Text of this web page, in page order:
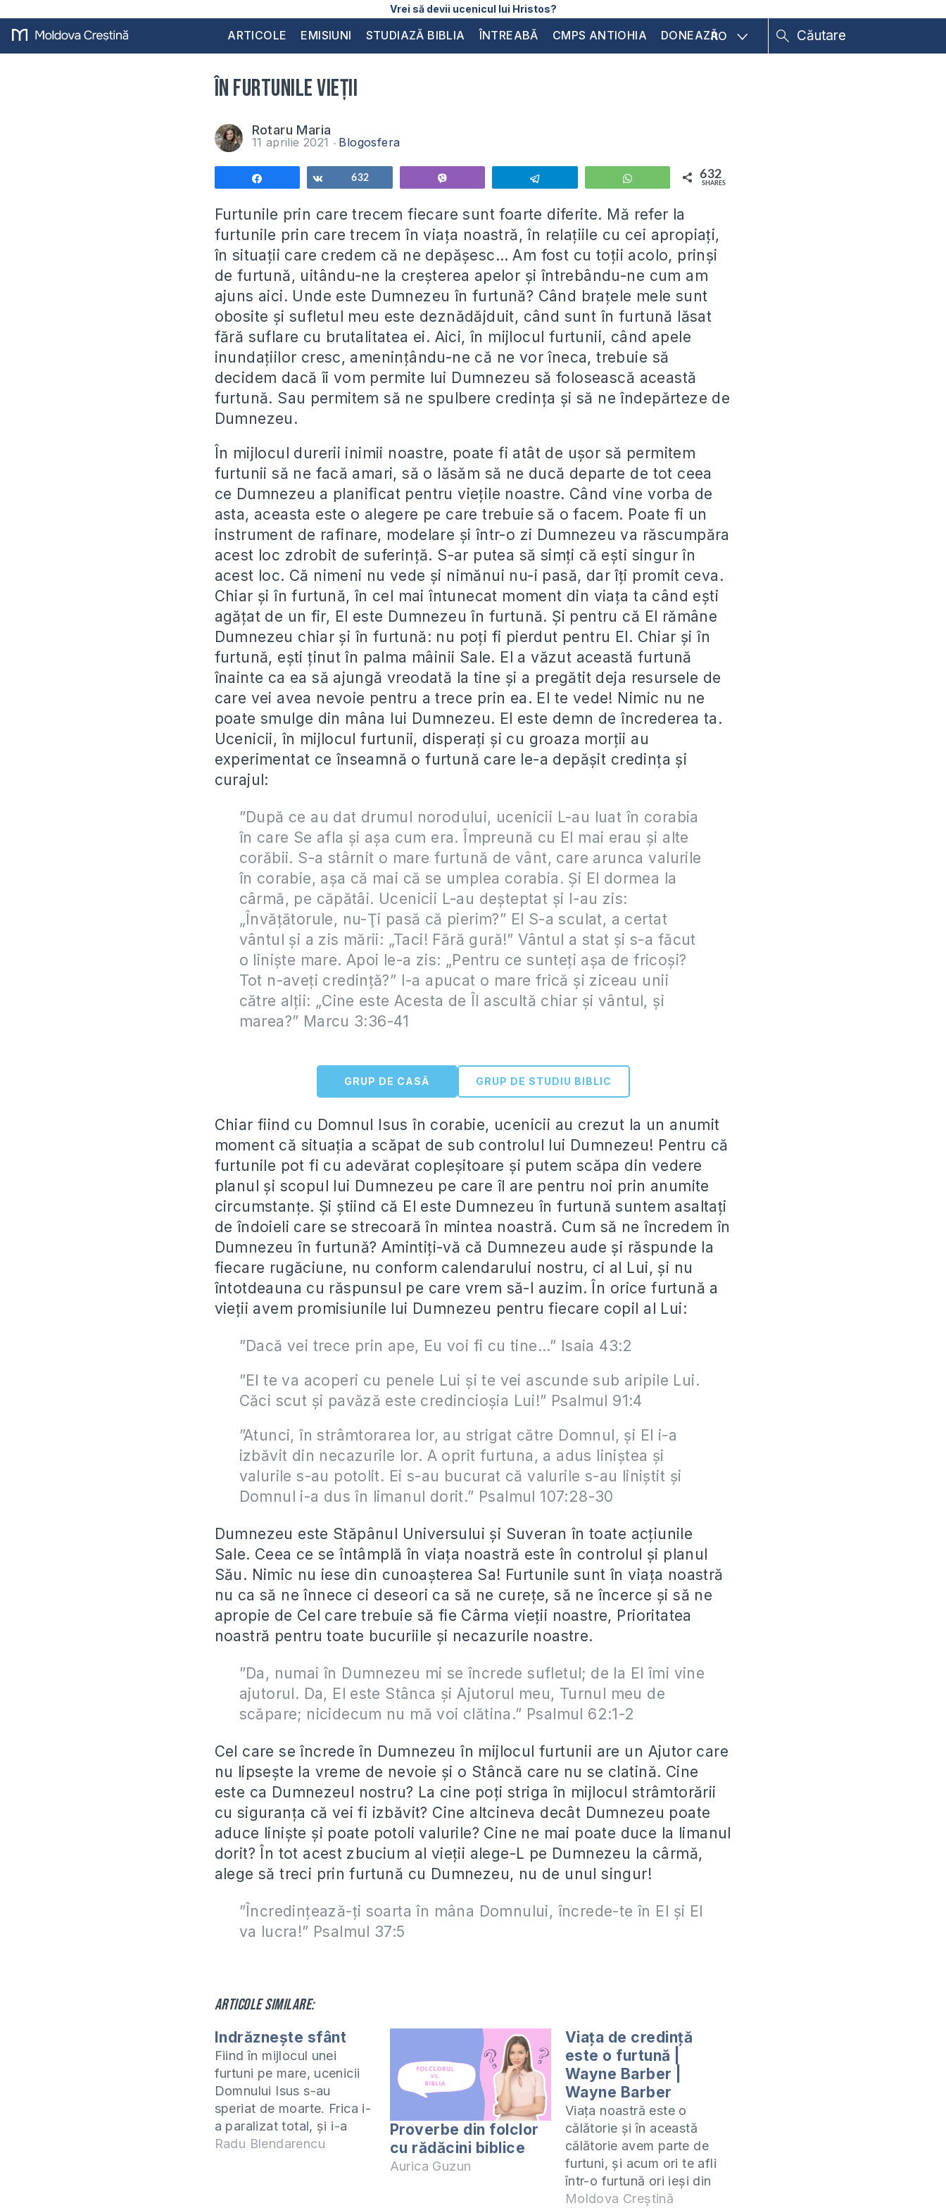
Vrei să devii ucenicul lui Hristos?
ARTICOLE EMISIUNI STUDIAZĂ BIBLIA ÎNTREABĂ CMPS ANTIOHIA DONEAZĂRO
În furtunile vieții
Rotaru Maria
11 aprilie 2021 Blogosfera
Share632 WhatsApp 632
SHARES
Furtunile prin care trecem fiecare sunt foarte diferite. Mă refer la
furtunile prin care trecem în viața noastră, în relațiile cu cei apropiați,
în situații care credem că ne depășesc… Am fost cu toții acolo, prinși
de furtună, uitându-ne la creșterea apelor și întrebându-ne cum am
ajuns aici. Unde este Dumnezeu în furtună? Când brațele mele sunt
obosite și sufletul meu este deznădăjduit, când sunt în furtună lăsat
fără suflare cu brutalitatea ei. Aici, în mijlocul furtunii, când apele
inundațiilor cresc, amenințându-ne că ne vor îneca, trebuie să
decidem dacă îi vom permite lui Dumnezeu să folosească această
furtună. Sau permitem să ne spulbere credința și să ne îndepărteze de
Dumnezeu.
În mijlocul durerii inimii noastre, poate fi atât de ușor să permitem
furtunii să ne facă amari, să o lăsăm să ne ducă departe de tot ceea
ce Dumnezeu a planificat pentru viețile noastre. Când vine vorba de
asta, aceasta este o alegere pe care trebuie să o facem. Poate fi un
instrument de rafinare, modelare și într-o zi Dumnezeu va răscumpăra
acest loc zdrobit de suferință. S-ar putea să simți că ești singur în
acest loc. Că nimeni nu vede și nimănui nu-i pasă, dar îți promit ceva.
Chiar și în furtună, în cel mai întunecat moment din viața ta când ești
agățat de un fir, El este Dumnezeu în furtună. Și pentru că El rămâne
Dumnezeu chiar și în furtună: nu poți fi pierdut pentru El. Chiar și în
furtună, ești ținut în palma mâinii Sale. El a văzut această furtună
înainte ca ea să ajungă vreodată la tine și a pregătit deja resursele de
care vei avea nevoie pentru a trece prin ea. El te vede! Nimic nu ne
poate smulge din mâna lui Dumnezeu. El este demn de încrederea ta.
Ucenicii, în mijlocul furtunii, disperați și cu groaza morții au
experimentat ce înseamnă o furtună care le-a depășit credința și
curajul:
”După ce au dat drumul norodului, ucenicii L-au luat în corabia
în care Se afla şi aşa cum era. Împreună cu El mai erau şi alte
corăbii. S-a stârnit o mare furtună de vânt, care arunca valurile
în corabie, aşa că mai că se umplea corabia. Şi El dormea la
cârmă, pe căpătâi. Ucenicii L-au deşteptat şi I-au zis:
„Învăţătorule, nu-Ţi pasă că pierim?” El S-a sculat, a certat
vântul şi a zis mării: „Taci! Fără gură!” Vântul a stat şi s-a făcut
o linişte mare. Apoi le-a zis: „Pentru ce sunteţi aşa de fricoşi?
Tot n-aveţi credinţă?” I-a apucat o mare frică şi ziceau unii
către alţii: „Cine este Acesta de Îl ascultă chiar şi vântul, şi
marea?” Marcu 3:36-41
GRUP DE CASĂ GRUP DE STUDIU BIBLIC
Chiar fiind cu Domnul Isus în corabie, ucenicii au crezut la un anumit
moment că situația a scăpat de sub controlul lui Dumnezeu! Pentru că
furtunile pot fi cu adevărat copleșitoare și putem scăpa din vedere
planul și scopul lui Dumnezeu pe care îl are pentru noi prin anumite
circumstanțe. Și știind că El este Dumnezeu în furtună suntem asaltați
de îndoieli care se strecoară în mintea noastră. Cum să ne încredem în
Dumnezeu în furtună? Amintiți-vă că Dumnezeu aude și răspunde la
fiecare rugăciune, nu conform calendarului nostru, ci al Lui, și nu
întotdeauna cu răspunsul pe care vrem să-l auzim. În orice furtună a
vieții avem promisiunile lui Dumnezeu pentru fiecare copil al Lui:
”Dacă vei trece prin ape, Eu voi fi cu tine…” Isaia 43:2
”El te va acoperi cu penele Lui şi te vei ascunde sub aripile Lui.
Căci scut şi pavăză este credincioşia Lui!” Psalmul 91:4
”Atunci, în strâmtorarea lor, au strigat către Domnul, şi El i-a
izbăvit din necazurile lor. A oprit furtuna, a adus liniştea şi
valurile s-au potolit. Ei s-au bucurat că valurile s-au liniştit şi
Domnul i-a dus în limanul dorit.” Psalmul 107:28-30
Dumnezeu este Stăpânul Universului și Suveran în toate acțiunile
Sale. Ceea ce se întâmplă în viața noastră este în controlul și planul
Său. Nimic nu iese din cunoașterea Sa! Furtunile sunt în viața noastră
nu ca să ne înnece ci deseori ca să ne curețe, să ne încerce și să ne
apropie de Cel care trebuie să fie Cârma vieții noastre, Prioritatea
noastră pentru toate bucuriile și necazurile noastre.
”Da, numai în Dumnezeu mi se încrede sufletul; de la El îmi vine
ajutorul. Da, El este Stânca şi Ajutorul meu, Turnul meu de
scăpare; nicidecum nu mă voi clătina.” Psalmul 62:1-2
Cel care se încrede în Dumnezeu în mijlocul furtunii are un Ajutor care
nu lipsește la vreme de nevoie și o Stâncă care nu se clatină. Cine
este ca Dumnezeul nostru? La cine poți striga în mijlocul strâmtorării
cu siguranța că vei fi izbăvit? Cine altcineva decât Dumnezeu poate
aduce liniște și poate potoli valurile? Cine ne mai poate duce la limanul
dorit? În tot acest zbucium al vieții alege-L pe Dumnezeu la cârmă,
alege să treci prin furtună cu Dumnezeu, nu de unul singur!
”Încredinţează-ţi soarta în mâna Domnului, încrede-te în El şi El
va lucra!” Psalmul 37:5
Articole similare:
Indrăznește sfânt
Fiind în mijlocul unei
furtuni pe mare, ucenicii
Domnului Isus s-au
speriat de moarte. Frica i-
a paralizat total, și i-a
lipsit practic de
Radu Blendarencu
Proverbe din folclor
cu rădăcini biblice
Aurica Guzun
Viața de credință
este o furtună |
Wayne Barber |
Wayne Barber
Viața noastră este o
călătorie și în această
călătorie avem parte de
furtuni, și acum ori te afli
într-o furtună ori ieși din
ea ori te îndrepți spre ea.
Moldova Creștină